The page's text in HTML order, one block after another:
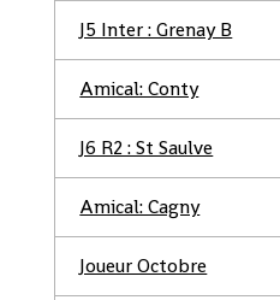
J5 Inter : Grenay B
Amical: Conty
J6 R2 : St Saulve
Amical: Cagny
Joueur Octobre